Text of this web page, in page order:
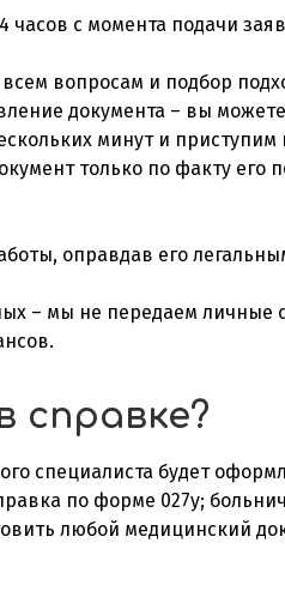
с момента подачи
вопросам и подбор
документа – вы
минут и приступим
только по факту его
оправдав его
– мы не передаем личные
справке?
специалиста будет
по форме 027у;
любой медицинский